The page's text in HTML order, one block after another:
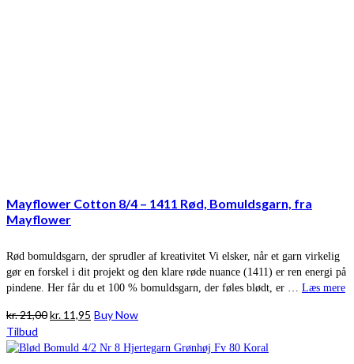
Mayflower Cotton 8/4 – 1411 Rød, Bomuldsgarn, fra
Mayflower
Rød bomuldsgarn, der sprudler af kreativitet Vi elsker, når et garn virkelig
gør en forskel i dit projekt og den klare røde nuance (1411) er ren energi på
pindene. Her får du et 100 % bomuldsgarn, der føles blødt, er … Læs mere
kr.21,00Den
pris
kr. 11,95 Den
pris
Buy Now
Tilbud